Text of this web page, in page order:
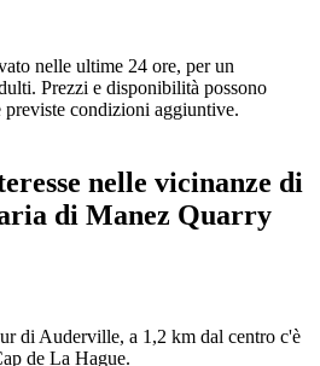
nelle ultime 24 ore, per un
Prezzi e disponibilità possono
previste condizioni aggiuntive.
nelle vicinanze di
di Manez Quarry
di Auderville, a 1,2 km dal centro c'è
de La Hague.